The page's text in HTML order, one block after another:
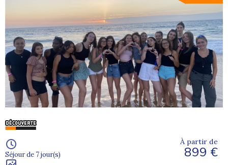
Séjour de 7 jour(s)
À partir de
899 €